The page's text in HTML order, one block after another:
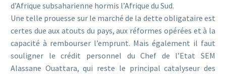
d’Afrique subsaharienne hormis l’Afrique du Sud.
Une telle prouesse sur le marché de la dette obligataire est
certes due aux atouts du pays, aux réformes opérées et à la
capacité à rembourser l’emprunt. Mais également il faut
souligner le crédit personnel du Chef de l’Etat SEM
Alassane Ouattara, qui reste le principal catalyseur des